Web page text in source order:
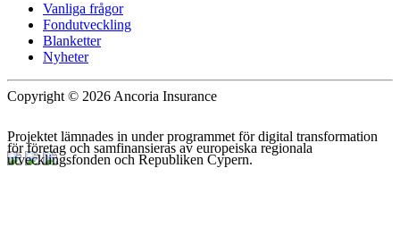
Vanliga frågor
Fondutveckling
Blanketter
Nyheter
Copyright © 2026 Ancoria Insurance
Projektet lämnades in under programmet för digital transformation
för företag och samfinansieras av europeiska regionala
utvecklingsfonden och Republiken Cypern.